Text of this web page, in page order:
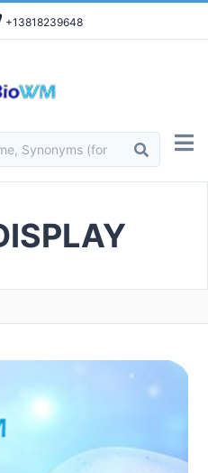
+13818239648